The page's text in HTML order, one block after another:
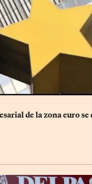
de la zona euro se